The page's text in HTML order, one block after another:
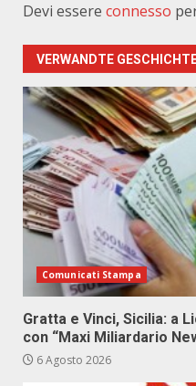
Devi essere connesso
VERWANDTE
Comunicati Stampa
Gratta e Vinci, Sicilia: a
con “Maxi Miliardario
6 Agosto 2026